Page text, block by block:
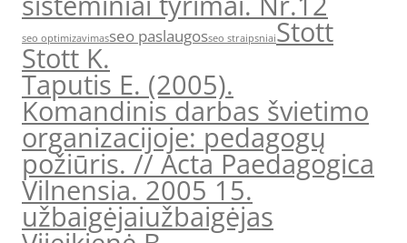
seo optimizavimasseo paslaugosseo straipsniaiStott
Stott K.
Taputis E. (2005).
Komandinis darbas švietimo
organizacijoje: pedagogų
požiūris. // Acta Paedagogica
Vilnensia. 2005 15.
užbaigėjaiužbaigėjas